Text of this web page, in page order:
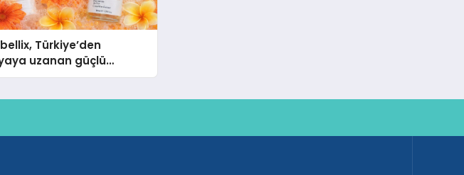
Türkiye’den
uzanan güçlü
sürdürüyor